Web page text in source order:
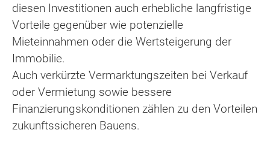
diesen Investitionen auch erhebliche langfristige
Vorteile gegenüber wie potenzielle
Mieteinnahmen oder die Wertsteigerung der
Immobilie.
Auch verkürzte Vermarktungszeiten bei Verkauf
oder Vermietung sowie bessere
Finanzierungskonditionen zählen zu den Vorteilen
zukunftssicheren Bauens.